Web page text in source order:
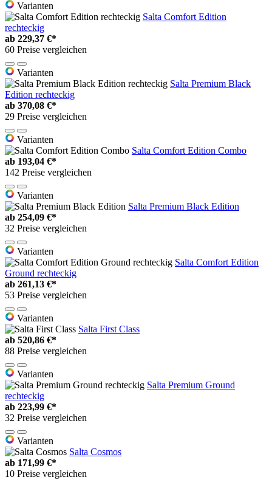
Varianten
Salta Comfort Edition
rechteckig
ab 229,37 €*
60 Preise vergleichen
Varianten
Salta Premium Black
Edition rechteckig
ab 370,08 €*
29 Preise vergleichen
Varianten
Salta Comfort Edition Combo
ab 193,04 €*
142 Preise vergleichen
Varianten
Salta Premium Black Edition
ab 254,09 €*
32 Preise vergleichen
Varianten
Salta Comfort Edition
Ground rechteckig
ab 261,13 €*
53 Preise vergleichen
Varianten
Salta First Class
ab 520,86 €*
88 Preise vergleichen
Varianten
Salta Premium Ground
rechteckig
ab 223,99 €*
32 Preise vergleichen
Varianten
Salta Cosmos
ab 171,99 €*
10 Preise vergleichen